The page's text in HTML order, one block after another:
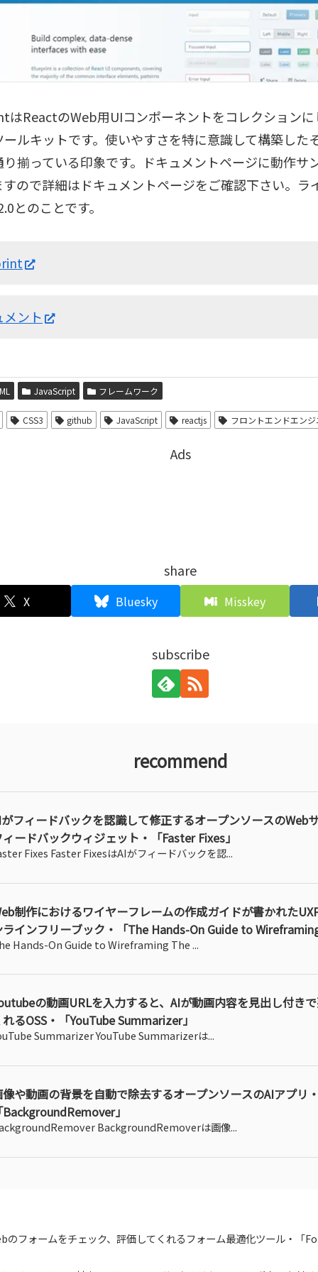
はReactのWeb用UIコンポーネントをコレクションに
ールキットです。使いやすさを特に意識して構築した
り揃っている印象です。ドキュメントページに動作サ
すので詳細はドキュメントページをご確認下さい。ラ
とのことです。
メント
JavaScript フレームワーク
CSS3 github JavaScript reactjs フロントエンドエン
Ads
share
X Bluesky Misskey
subscribe
recommend
フィードバックを認識して修正するオープンソースのWeb
ィードバックウィジェット・「Faster Fixes」
Fixes Faster FixesはAIがフィードバックを認...
制作におけるワイヤーフレームの作成ガイドが書かれた
ラインフリーブック・「The Hands-On Guide to Wireframing
Hands-On Guide to Wireframing The ...
の動画URLを入力すると、AIが動画内容を見出し付き
れるOSS・「YouTube Summarizer」
Summarizer YouTube Summarizerは...
像や動画の背景を自動で除去するオープンソースのAIアプリ・
BackgroundRemover」
BackgroundRemoverは画像...
のフォームをチェック、評価してくれるフォーム最適化ツール・「